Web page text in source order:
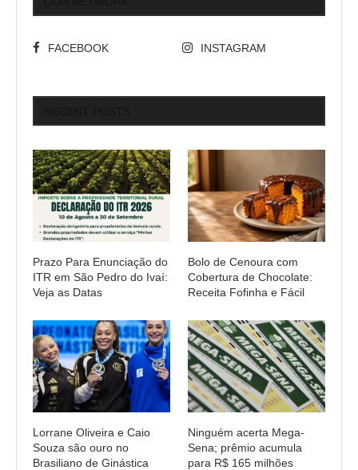
FACEBOOK INSTAGRAM
Prazo Para Enunciação do
ITR em São Pedro do Ivaí:
Veja as Datas
Bolo de Cenoura com
Cobertura de Chocolate:
Receita Fofinha e Fácil
Lorrane Oliveira e Caio
Souza são ouro no
Brasiliano de Ginástica
Ninguém acerta Mega-
Sena; prêmio acumula
para R$ 165 milhões